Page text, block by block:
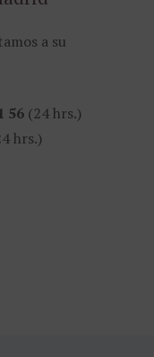
a su
56 (24 hrs.)
hrs.)